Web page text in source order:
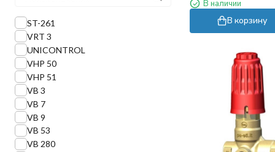
1/2"г-1/2"г, By-pass
никел.лат)
В наличии
В корзину
ST-261
VRT 3
UNICONTROL
VHP 50
VHP 51
VB 3
VB 7
VB 9
VB 53
VB 280